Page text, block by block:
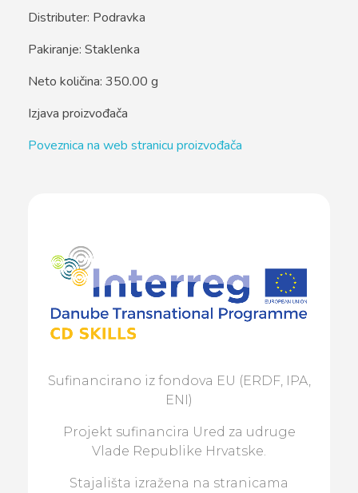
Distributer: Podravka
Pakiranje: Staklenka
Neto količina: 350.00 g
Izjava proizvođača
Poveznica na web stranicu proizvođača
Sufinancirano iz fondova EU (ERDF, IPA,
ENI)
Projekt sufinancira Ured za udruge
Vlade Republike Hrvatske.
Stajališta izražena na stranicama